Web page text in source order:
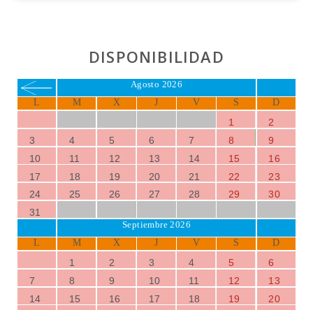
DISPONIBILIDAD
Agosto 2026
L M X J V S D
1
2
3
4 5 6 7 8
9
10
11 12 13 14 15
16
17
18 19 20 21 22
23
24
25 26 27 28 29
30
31
Septiembre 2026
L M X J V S D
1 2 3 4 5
6
7
8 9 10 11 12
13
14
15 16 17 18 19
20